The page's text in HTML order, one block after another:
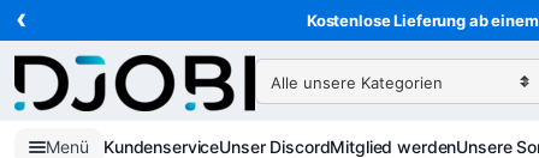
Zur Navigation springen
Direkt zum Inhalt
‹ Kostenlose Lieferung ab
Suche nach:
Menü KundenserviceUnser DiscordMitglied werdenUnsere